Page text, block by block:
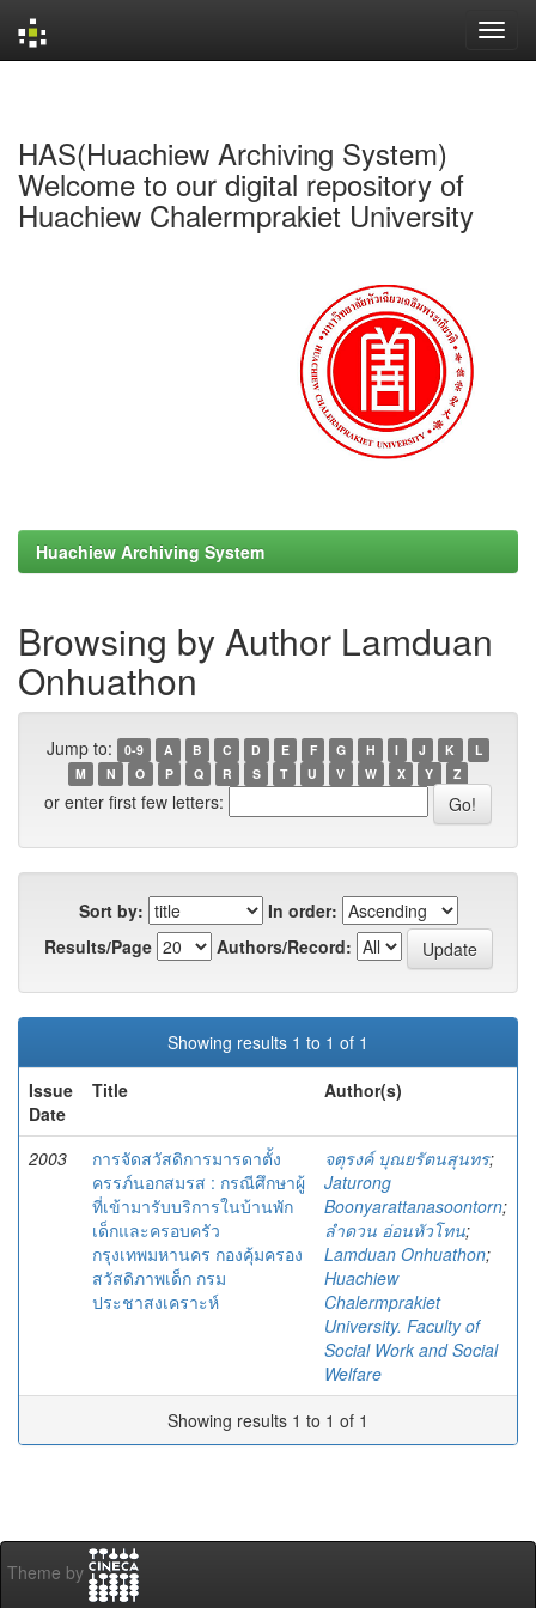
HAS(Huachiew Archiving System)
Welcome to our digital repository of
Huachiew Chalermprakiet University
Huachiew Archiving System
Browsing by Author Lamduan
Onhuathon
Jump to: 0-9 A B C D E F G H I J K
L
M
N O P Q R S T U V W X Y Z
or enter first few letters:
Sort by:
In order:
Results/Page
Authors/Record:
Showing results 1 to 1 of 1
Issue
Date
Title Author(s)
2003
การจัดสวัสดิการมารดาตั้ง
ครรภ์นอกสมรส : กรณีศึกษาผู้
ที่เข้ามารับบริการในบ้านพัก
เด็กและครอบครัว
กรุงเทพมหานคร กองคุ้มครอง
สวัสดิภาพเด็ก กรม
ประชาสงเคราะห์
จตุรงค์ บุณยรัตนสุนทร;
Jaturong
Boonyarattanasoontorn;
ลำดวน อ่อนหัวโทน;
Lamduan Onhuathon;
Huachiew
Chalermprakiet
University. Faculty of
Social Work and Social
Welfare
Showing results 1 to 1 of 1
Theme by